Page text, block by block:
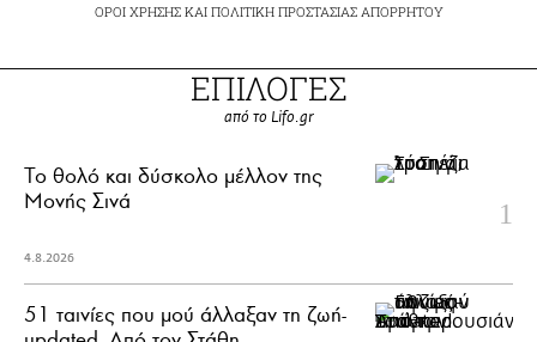
ΟΡΟΙ ΧΡΗΣΗΣΚΑΙ ΠΟΛΙΤΙΚΗ ΠΡΟΣΤΑΣΙΑΣ ΑΠΟΡΡΗΤΟΥ
ΕΠΙΛΟΓΕΣ
από το Lifo.gr
Το θολό και δύσκολο μέλλον της
Μονής Σινά
4.8.2026
51 ταινίες που μού άλλαξαν τη ζωή-